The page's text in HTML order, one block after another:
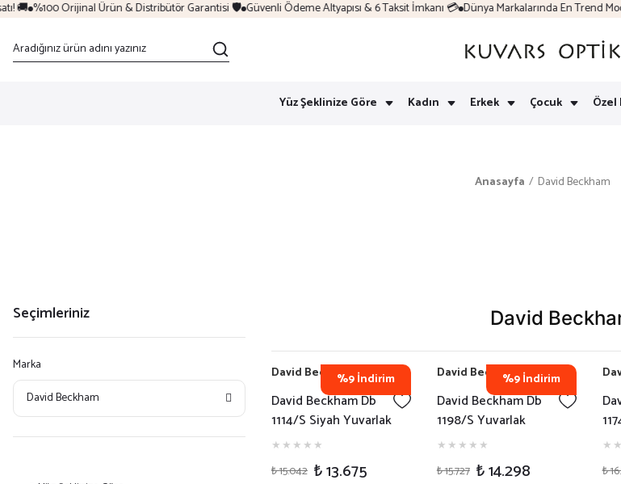
%100 Orijinal Ürün & Distribütör Garantisi 🛡️ Güvenli Ödeme Altyapısı & 6 Taksit İmkanı 💳 Dünya Markalarında En Trend
Yüz Şeklinize Göre Kadın Erkek Çocuk
Anasayfa David Beckham
Seçimleriniz
Marka
David Beckham
David
%9 İndirim
David Beckham
David Beckham Db
1114/S Siyah Yuvarlak
Erkek Güneş Gözlüğü
₺ 15.042 ₺ 13.675
%9 İndirim
David Beckham
David Beckham Db
1198/S Yuvarlak
Kahverengi Erkek
Güneş Gözlüğü
₺ 15.727 ₺ 14.298 ₺